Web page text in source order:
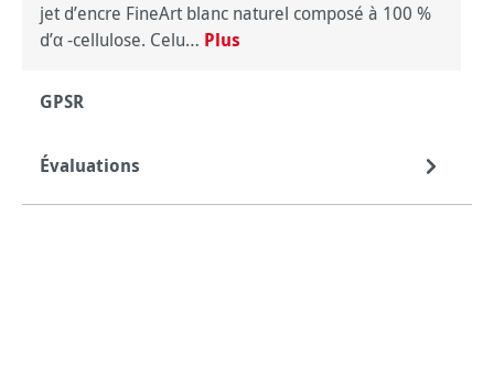
jet d’encre FineArt blanc naturel composé à 100 %
d’α -cellulose. Celu… Plus
GPSR
Évaluations